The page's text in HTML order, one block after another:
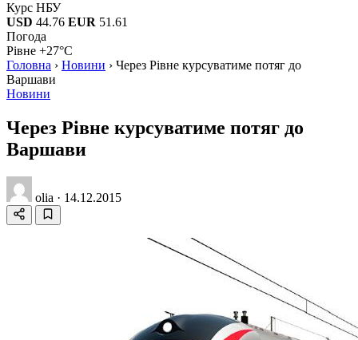
Курс НБУ
USD 44.76 EUR 51.61
Погода
Рівне +27°C
Головна › Новини › Через Рівне курсуватиме потяг до
Варшави
Новини
Через Рівне курсуватиме потяг до
Варшави
olia · 14.12.2015